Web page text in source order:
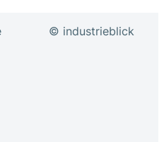
© industrieblick